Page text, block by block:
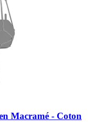
Macramé -​ Coton